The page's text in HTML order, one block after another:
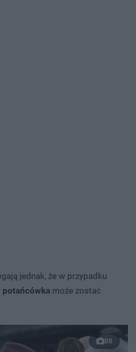
jednak, że w przypadku
potańcówka może zostać
88